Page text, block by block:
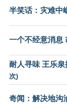
半笑话：灾难中
一个不经意消息
耐人寻味 王乐
次)
奇闻：解决地沟